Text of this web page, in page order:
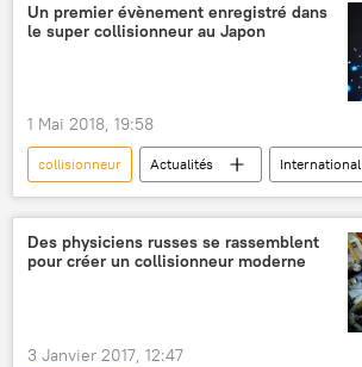
Un premier évènement enregistré dans
le super collisionneur au Japon
1 Mai 2018, 19:58
collisionneur Actualités
International
Japon
SuperKEKB
Des physiciens russes se rassemblent
pour créer un collisionneur moderne
3 Janvier 2017, 12:47